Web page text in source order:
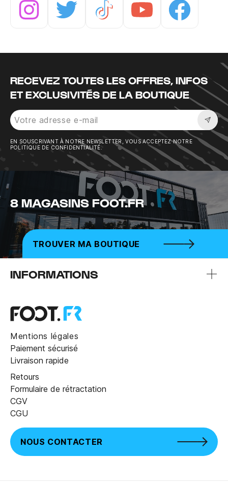
RECEVEZ TOUTES LES OFFRES, INFOS
ET EXCLUSIVITÉS DE LA BOUTIQUE
EN SOUSCRIVANT À NOTRE NEWSLETTER, VOUS ACCEPTEZ NOTRE
POLITIQUE DE CONFIDENTIALITÉ.
8 MAGASINS FOOT.FR
TROUVER MA BOUTIQUE
INFORMATIONS
Mentions légales
Paiement sécurisé
Livraison rapide
Retours
Formulaire de rétractation
CGV
CGU
NOUS CONTACTER